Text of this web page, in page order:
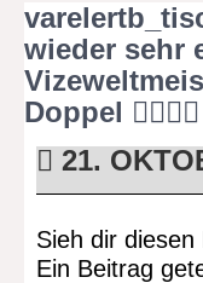
wieder sehr
Doppel 👍🏻🔥🏓
21.
Sieh dir
Ein Beitrag